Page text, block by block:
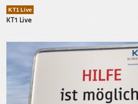
KT1 Live
KT1 Live